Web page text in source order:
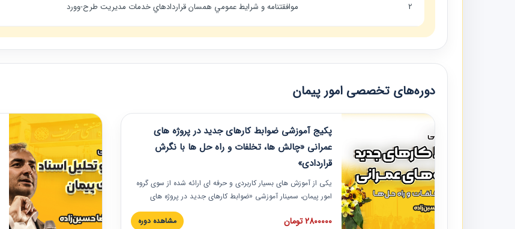
2 موافقتنامه و شرايط عمومي همسان قراردادهاي خدمات مديريت طرح-وورد
دوره‌های تخصصی امور پیمان
پکیج آموزشی ضوابط کارهای جدید در پروژه های
عمرانی «چالش ها، تخلفات و راه حل ها با نگرش
قراردادی»
یکی از آموزش‏‏‏‏‏‏ های بسیار کاربردی و حرفه‏ ای ارائه شده از سوی گروه
امور پیمان، سمینار آموزشی «ضوابط کارهای جدید در پروژه های
عمرانی» چالش ها، تخلفات و راه حل ها با نگرش قراردادی است که
در محل سندیکای شرکت های ساختمانی کشور ارائه شد. در این
2800000 تومان مشاهده دوره